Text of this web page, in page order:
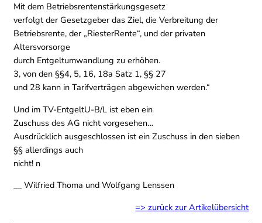
Mit dem Betriebsrentenstärkungsgesetz
verfolgt der Gesetzgeber das Ziel, die Verbreitung der
Betriebsrente, der „RiesterRente“, und der privaten
Altersvorsorge
durch Entgeltumwandlung zu erhöhen.
3, von den §§4, 5, 16, 18a Satz 1, §§ 27
und 28 kann in Tarifverträgen abgewichen werden.“
Und im TV-EntgeltU-B/L ist eben ein
Zuschuss des AG nicht vorgesehen…
Ausdrücklich ausgeschlossen ist ein Zuschuss in den sieben
§§ allerdings auch
nicht! n
__ Wilfried Thoma und Wolfgang Lenssen
=> zurück zur Artikelübersicht